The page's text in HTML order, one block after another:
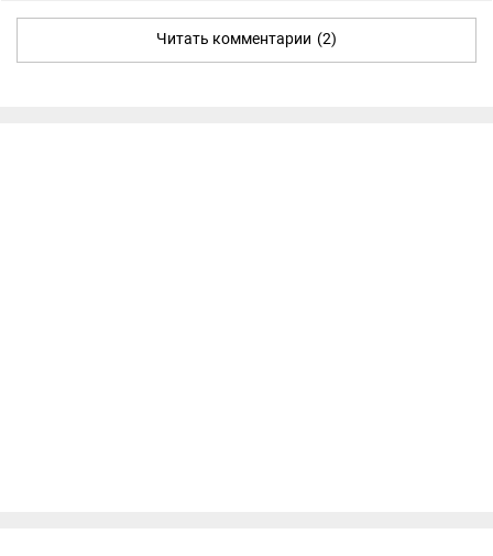
Читать комментарии (2)